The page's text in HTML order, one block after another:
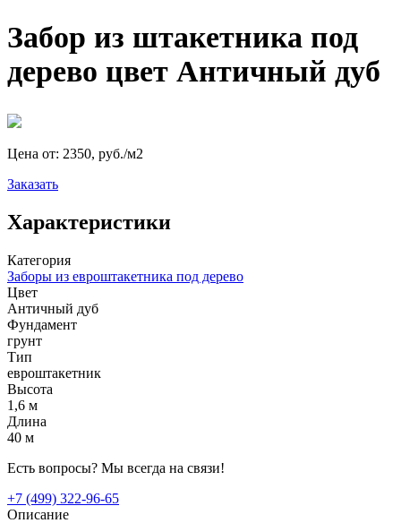
Забор из штакетника под
дерево цвет Античный дуб
Цена от: 2350, руб./м2
Заказать
Характеристики
Категория
Заборы из евроштакетника под дерево
Цвет
Античный дуб
Фундамент
грунт
Тип
евроштакетник
Высота
1,6 м
Длина
40 м
Есть вопросы? Мы всегда на связи!
+7 (499) 322-96-65
Описание